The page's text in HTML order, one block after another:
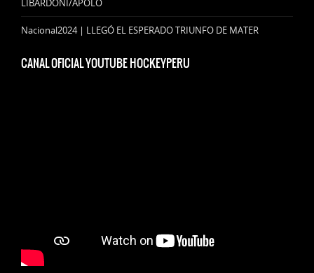
LIBARDONI/APOLO
Nacional2024 | LLEGÓ EL ESPERADO TRIUNFO DE MATER
CANAL OFICIAL YOUTUBE HOCKEYPERU